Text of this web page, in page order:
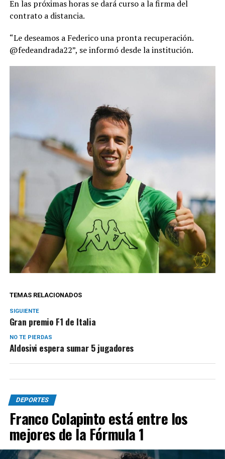
En las próximas horas se dará curso a la firma del
contrato a distancia.
“Le deseamos a Federico una pronta recuperación.
@fedeandrada22”, se informó desde la institución.
TEMAS RELACIONADOS
SIGUIENTE
Gran premio F1 de Italia
NO TE PIERDAS
Aldosivi espera sumar 5 jugadores
DEPORTES
Franco Colapinto está entre los
mejores de la Fórmula 1